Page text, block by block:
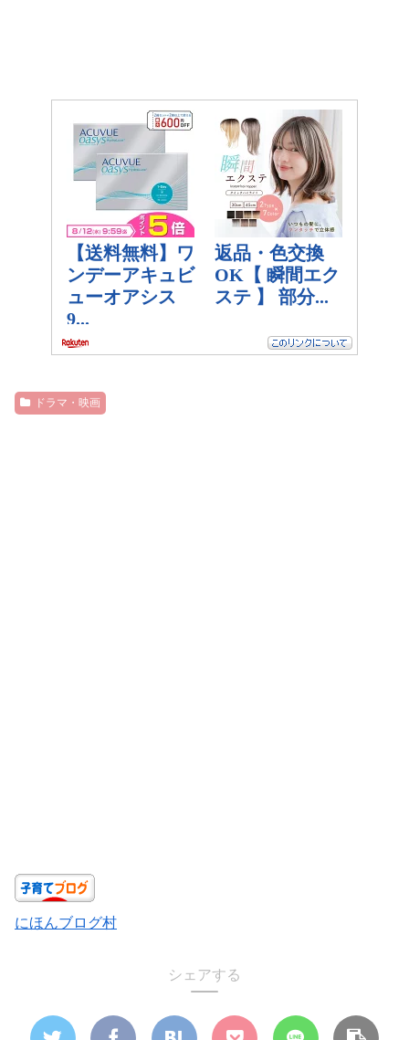
ドラマ・映画
にほんブログ村
シェアする